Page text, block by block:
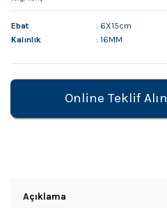
Ebat
: 6X15cm
Kalınlık
: 16MM
Online Teklif Alın
Açıklama